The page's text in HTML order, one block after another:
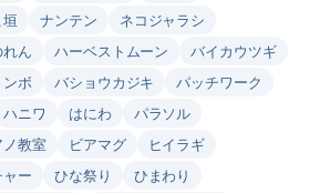
ナンテン
ネコジャラシ
ん ハーベストムーン
バイカウツギ
ボ バショウカジキ
パッチワーク
ハニワ はにわ
パラソル
ノ教室 ビアマグ
ヒイラギ
ャー ひな祭り
ひまわり